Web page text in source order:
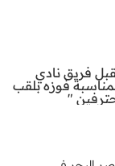
فريق نادي
فوزه بلقب
"